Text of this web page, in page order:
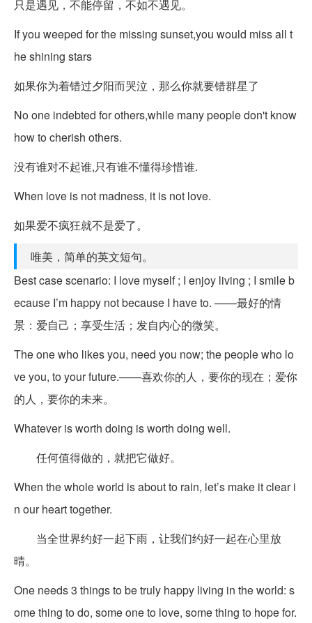
只是遇见，不能停留，不如不遇见。
If you weeped for the missing sunset,you would miss all t
he shining stars
如果你为着错过夕阳而哭泣，那么你就要错群星了
No one indebted for others,while many people don't know
how to cherish others.
没有谁对不起谁,只有谁不懂得珍惜谁.
When love is not madness, it is not love.
如果爱不疯狂就不是爱了。
唯美，简单的英文短句。
Best case scenario: I love myself ; I enjoy living ; I smile b
ecause I’m happy not because I have to. ——最好的情
景：爱自己；享受生活；发自内心的微笑。
The one who likes you, need you now; the people who lo
ve you, to your future.——喜欢你的人，要你的现在；爱你
的人，要你的未来。
Whatever is worth doing is worth doing well.
任何值得做的，就把它做好。
When the whole world is about to rain, let’s make it clear i
n our heart together.
当全世界约好一起下雨，让我们约好一起在心里放
晴。
One needs 3 things to be truly happy living in the world: s
ome thing to do, some one to love, some thing to hope for.